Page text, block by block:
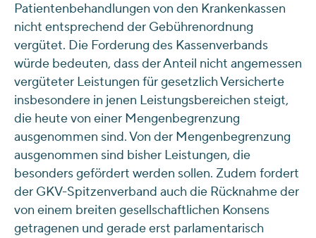
Patientenbehandlungen von den Krankenkassen
nicht entsprechend der Gebührenordnung
vergütet. Die Forderung des Kassenverbands
würde bedeuten, dass der Anteil nicht angemessen
vergüteter Leistungen für gesetzlich Versicherte
insbesondere in jenen Leistungsbereichen steigt,
die heute von einer Mengenbegrenzung
ausgenommen sind. Von der Mengenbegrenzung
ausgenommen sind bisher Leistungen, die
besonders gefördert werden sollen. Zudem fordert
der GKV-Spitzenverband auch die Rücknahme der
von einem breiten gesellschaftlichen Konsens
getragenen und gerade erst parlamentarisch